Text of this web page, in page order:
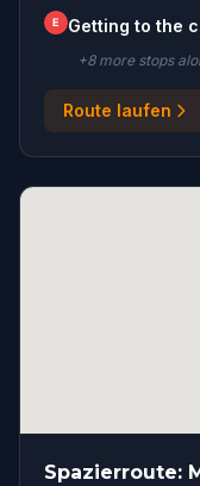
E Getting to the
+8more stops
Route laufen
Spazierroute: